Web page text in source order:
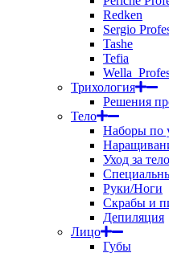
Redken
Sergio
Tashe
Tefia
Трихология
Решения
Тело
Наборы по
Уход за
Руки/Ноги
Скрабы и
Депиляция
Лицо
Губы